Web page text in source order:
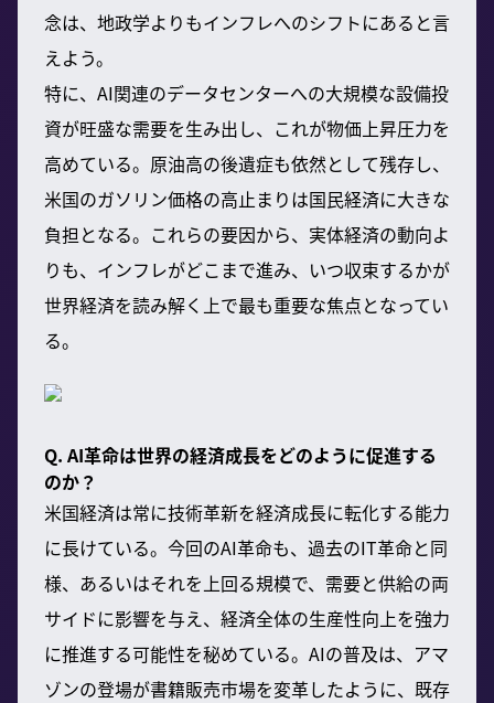
念は、地政学よりもインフレへのシフトにあると言
えよう。
特に、AI関連のデータセンターへの大規模な設備投
資が旺盛な需要を生み出し、これが物価上昇圧力を
高めている。原油高の後遺症も依然として残存し、
米国のガソリン価格の高止まりは国民経済に大きな
負担となる。これらの要因から、実体経済の動向よ
りも、インフレがどこまで進み、いつ収束するかが
世界経済を読み解く上で最も重要な焦点となってい
る。
Q. AI革命は世界の経済成長をどのように促進する
のか？
米国経済は常に技術革新を経済成長に転化する能力
に長けている。今回のAI革命も、過去のIT革命と同
様、あるいはそれを上回る規模で、需要と供給の両
サイドに影響を与え、経済全体の生産性向上を強力
に推進する可能性を秘めている。AIの普及は、アマ
ゾンの登場が書籍販売市場を変革したように、既存